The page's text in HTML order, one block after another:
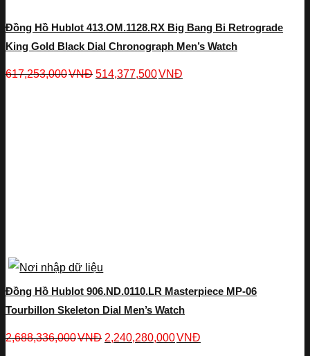
Đồng Hồ Hublot 413.OM.1128.RX Big Bang Bi Retrograde
King Gold Black Dial Chronograph Men’s Watch
617,253,000VNĐ 514,377,500VNĐ
Đồng Hồ Hublot 906.ND.0110.LR Masterpiece MP-06
Tourbillon Skeleton Dial Men’s Watch
2,688,336,000VNĐ 2,240,280,000VNĐ